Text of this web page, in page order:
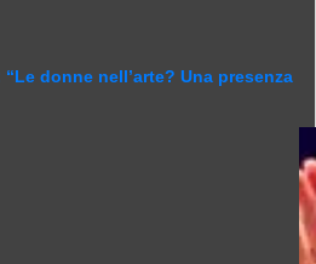
donne nell’arte? Una presenza